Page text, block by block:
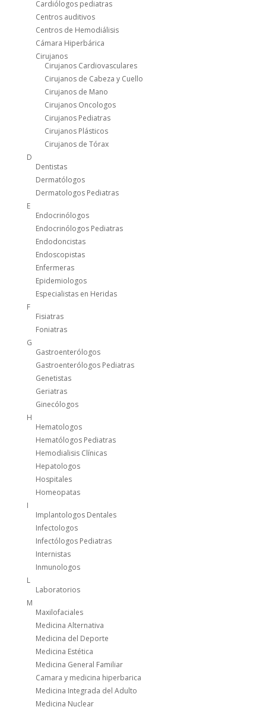
Cardiólogos pediatras
Centros auditivos
Centros de Hemodiálisis
Cámara Hiperbárica
Cirujanos
Cirujanos Cardiovasculares
Cirujanos de Cabeza y Cuello
Cirujanos de Mano
Cirujanos Oncologos
Cirujanos Pediatras
Cirujanos Plásticos
Cirujanos de Tórax
D
Dentistas
Dermatólogos
Dermatologos Pediatras
E
Endocrinólogos
Endocrinólogos Pediatras
Endodoncistas
Endoscopistas
Enfermeras
Epidemiologos
Especialistas en Heridas
F
Fisiatras
Foniatras
G
Gastroenterólogos
Gastroenterólogos Pediatras
Genetistas
Geriatras
Ginecólogos
H
Hematologos
Hematólogos Pediatras
Hemodialisis Clínicas
Hepatologos
Hospitales
Homeopatas
I
Implantologos Dentales
Infectologos
Infectólogos Pediatras
Internistas
Inmunologos
L
Laboratorios
M
Maxilofaciales
Medicina Alternativa
Medicina del Deporte
Medicina Estética
Medicina General Familiar
Camara y medicina hiperbarica
Medicina Integrada del Adulto
Medicina Nuclear